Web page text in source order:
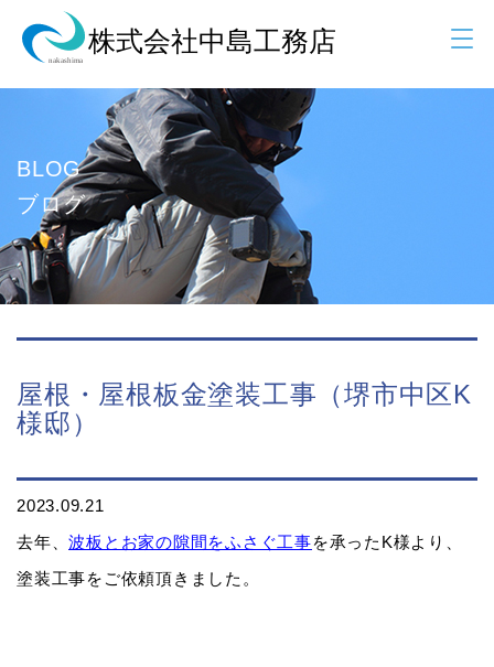
BLOG
ブログ
屋根・屋根板金塗装工事（堺市中区K
様邸）
2023.09.21
去年、波板とお家の隙間をふさぐ工事を承ったK様より、
塗装工事をご依頼頂きました。